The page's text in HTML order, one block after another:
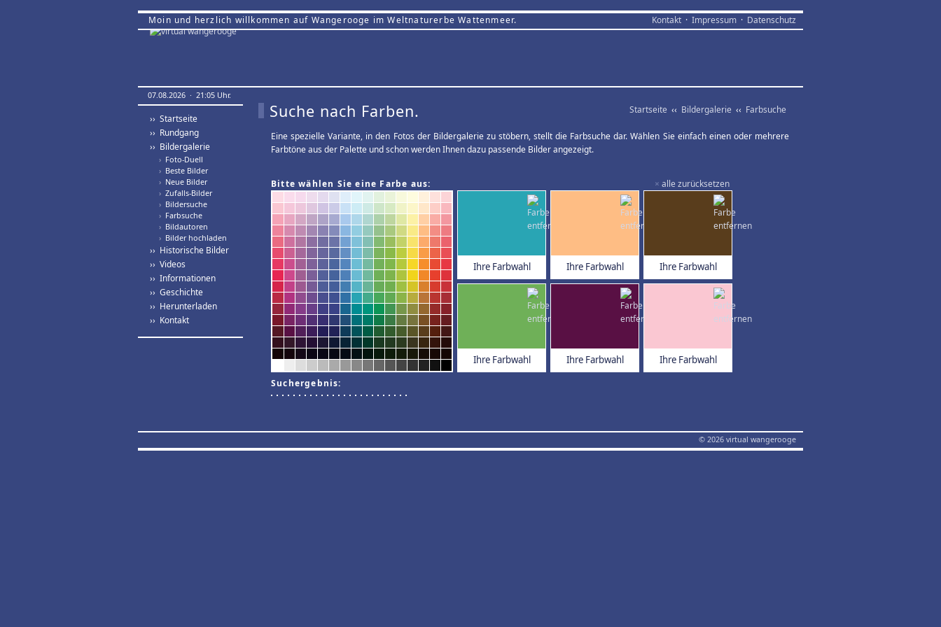
Moin und herzlich willkommen auf Wangerooge im Weltnaturerbe Wattenmeer. Kontakt · Impressum · Datenschutz
07.08.2026 · 21:05 Uhr.
›› Startseite
›› Rundgang
›› Bildergalerie
› Foto-Duell
› Beste Bilder
› Neue Bilder
› Zufalls-Bilder
› Bildersuche
› Farbsuche
› Bildautoren
› Bilder hochladen
›› Historische Bilder
›› Videos
›› Informationen
›› Geschichte
›› Herunterladen
›› Kontakt
Startseite ‹‹ Bildergalerie ‹‹ Farbsuche
Suche nach Farben.
Eine spezielle Variante, in den Fotos der Bildergalerie zu stöbern, stellt die Farbsuche dar. Wählen Sie einfach einen oder mehrere
Farbtöne aus der Palette und schon werden Ihnen dazu passende Bilder angezeigt.
× alle zurücksetzen
Bitte wählen Sie eine Farbe aus:
Ihre Farbwahl Ihre Farbwahl Ihre Farbwahl
Ihre Farbwahl Ihre Farbwahl Ihre Farbwahl
Suchergebnis:
© 2026 virtual wangerooge